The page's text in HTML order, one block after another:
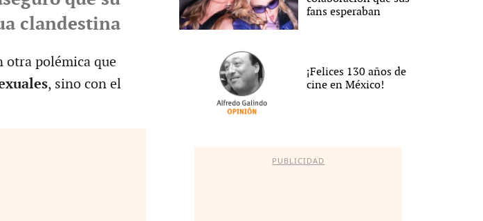
clandestina
otra polémica que
, sino con el
fans esperaban
¡Felices 130 años de
cine en México!
PUBLICIDAD